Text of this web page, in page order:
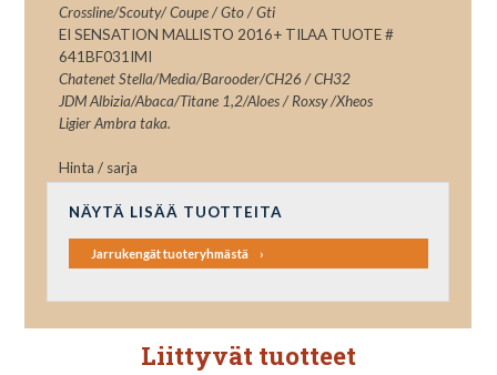
Crossline/Scouty/ Coupe / Gto / Gti
EI SENSATION MALLISTO 2016+ TILAA TUOTE #
641BF031IMI
Chatenet Stella/Media/Barooder/CH26 / CH32
JDM Albizia/Abaca/Titane 1,2/Aloes / Roxsy /Xheos
Ligier Ambra taka.
Hinta / sarja
NÄYTÄ LISÄÄ TUOTTEITA
Jarrukengät tuoteryhmästä
Liittyvät tuotteet